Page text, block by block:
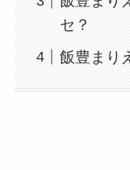
セ？
飯豊まり